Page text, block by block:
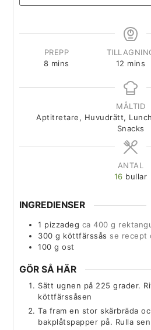
PREPP
8 mins
12 mins
MÅLTID
Aptitretare, Huvudrätt,
Snacks
ANTAL
16 bullar
INGREDIENSER
1 pizzadeg ca 400 g
300 g köttfärssås se recept
100 g ost
GÖR SÅ HÄR
Sätt ugnen på 225 grader.
köttfärssåsen
Ta fram en stor skärbräda
bakplåtspapper på. Rulla